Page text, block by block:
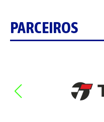
PARCEIROS